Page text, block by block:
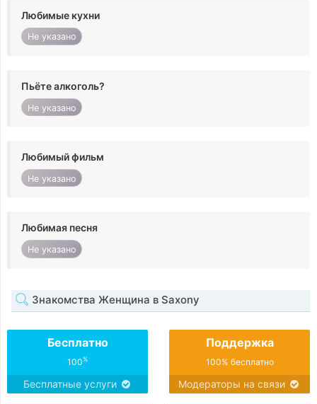
Любимые кухни
Не указано
Пьёте алкоголь?
Не указано
Любимый фильм
Не указано
Любимая песня
Не указано
Знакомства Женщина в Saxony
Бесплатно
100%
Бесплатные услуги
Поддержка
100% бесплатно
Модераторы на связи